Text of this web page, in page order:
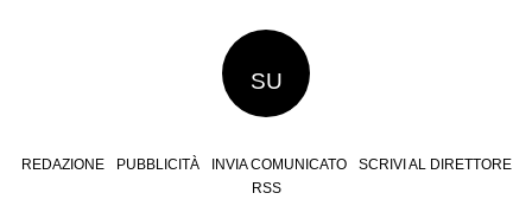
SU
REDAZIONE PUBBLICITÀ INVIA COMUNICATO
SCRIVI AL DIRETTORE
RSS